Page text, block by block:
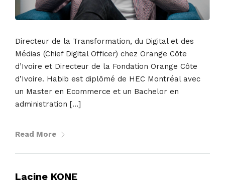
Directeur de la Transformation, du Digital et des
Médias (Chief Digital Officer) chez Orange Côte
d’Ivoire et Directeur de la Fondation Orange Côte
d’Ivoire. Habib est diplômé de HEC Montréal avec
un Master en Ecommerce et un Bachelor en
administration […]
Read More
Lacine KONE